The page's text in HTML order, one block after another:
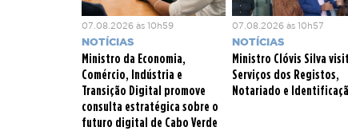
07.08.2026 às 10h59
NOTÍCIAS
Ministro da Economia,
Comércio, Indústria e
Transição Digital promove
consulta estratégica sobre o
futuro digital de Cabo Verde
07.08.2026 às 10h57
NOTÍCIAS
Ministro Clóvis Silva
Serviços dos Registos,
Notariado e